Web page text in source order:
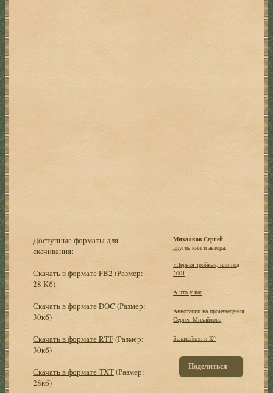
Доступные форматы для
скачивания:
Скачать в формате FB2 (Размер:
28 Кб)
Скачать в формате DOC (Размер:
30кб)
Скачать в формате RTF(Размер:
30кб)
Скачать в формате TXT(Размер:
28кб)
Михалков Сергей
другие книги автора:
«Первая тройка», или год
2001
А что у вас
Аннотации на произведения
Сергея Михайлова
Балалайкин и К°
Поделиться